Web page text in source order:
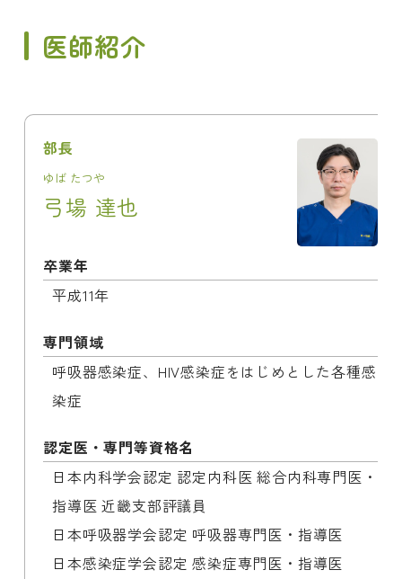
医師紹介
部長
ゆば たつや
弓場 達也
卒業年
平成11年
専門領域
呼吸器感染症、HIV感染症をはじめとした各種感
染症
認定医・専門等資格名
日本内科学会認定 認定内科医 総合内科専門医・
指導医 近畿支部評議員
日本呼吸器学会認定 呼吸器専門医・指導医
日本感染症学会認定 感染症専門医・指導医